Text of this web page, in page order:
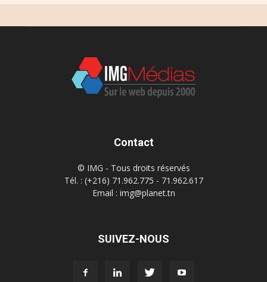
Contact
© IMG - Tous droits réservés
Tél. : (+216) 71.962.775 - 71.962.617
Email : img@planet.tn
SUIVEZ-NOUS